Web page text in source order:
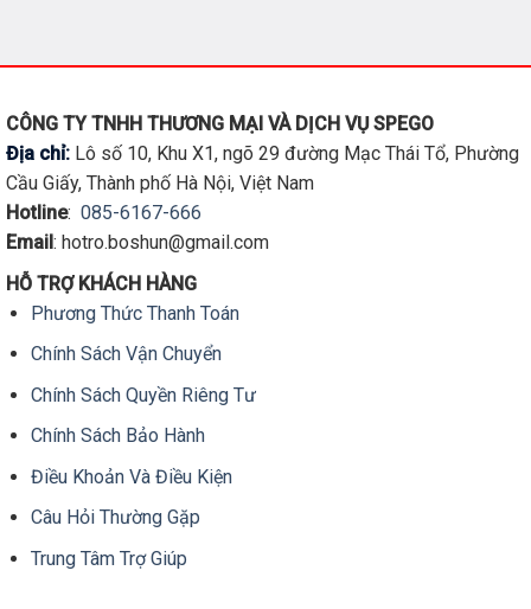
có
biến
thể.
tùy
CÔNG TY TNHH THƯƠNG MẠI VÀ DỊCH VỤ SPEGO
Địa chỉ: Lô số 10, Khu X1, ngõ 29 đường Mạc Thái Tổ, Phường
Cầu Giấy, Thành phố Hà Nội, Việt Nam
Hotline: 085-6167-666
Email: hotro.boshun@gmail.com
HỖ TRỢ KHÁCH HÀNG
Phương Thức Thanh Toán
Chính Sách Vận Chuyển
Chính Sách Quyền Riêng Tư
Chính Sách Bảo Hành
Điều Khoản Và Điều Kiện
Câu Hỏi Thường Gặp
Trung Tâm Trợ Giúp